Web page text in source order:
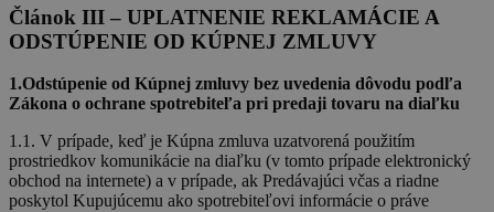
Článok III – UPLATNENIE REKLAMÁCIE A
ODSTÚPENIE OD KÚPNEJ ZMLUVY
1.Odstúpenie od Kúpnej zmluvy bez uvedenia dôvodu podľa
Zákona o ochrane spotrebiteľa pri predaji tovaru na diaľku
1.1. V prípade, keď je Kúpna zmluva uzatvorená použitím
prostriedkov komunikácie na diaľku (v tomto prípade elektronický
obchod na internete) a v prípade, ak Predávajúci včas a riadne
poskytol Kupujúcemu ako spotrebiteľovi informácie o práve